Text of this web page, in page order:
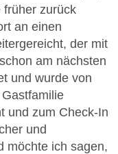
früher zurück
an einen
der mit
am nächsten
und wurde von
und zum Check-In
und
möchte ich sagen,